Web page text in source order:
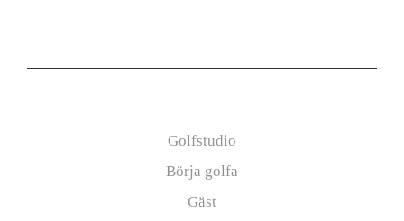
Golfstudio
Börja golfa
Gäst